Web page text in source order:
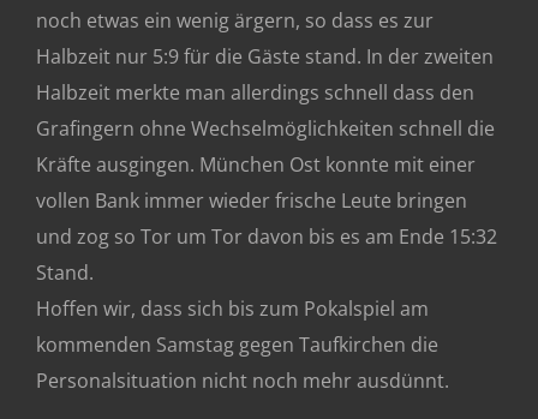
noch etwas ein wenig ärgern, so dass es zur
Halbzeit nur 5:9 für die Gäste stand. In der zweiten
Halbzeit merkte man allerdings schnell dass den
Grafingern ohne Wechselmöglichkeiten schnell die
Kräfte ausgingen. München Ost konnte mit einer
vollen Bank immer wieder frische Leute bringen
und zog so Tor um Tor davon bis es am Ende 15:32
Stand.
Hoffen wir, dass sich bis zum Pokalspiel am
kommenden Samstag gegen Taufkirchen die
Personalsituation nicht noch mehr ausdünnt.